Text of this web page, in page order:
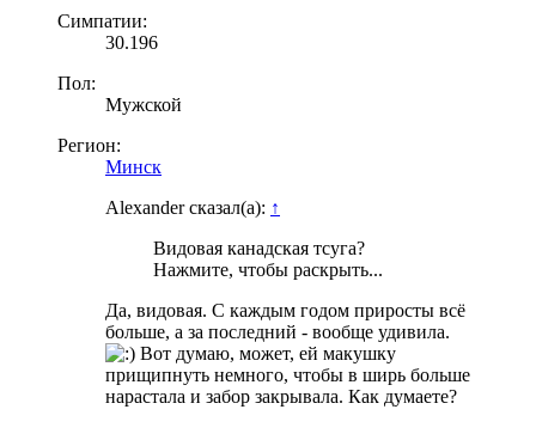
Симпатии:
30.196
Пол:
Мужской
Регион:
Минск
Alexander сказал(а): ↑
Видовая канадская тсуга?
Нажмите, чтобы раскрыть...
Да, видовая. С каждым годом приросты всё
больше, а за последний - вообще удивила.
Вот думаю, может, ей макушку
прищипнуть немного, чтобы в ширь больше
нарастала и забор закрывала. Как думаете?